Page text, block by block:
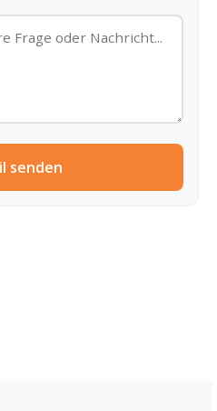
senden